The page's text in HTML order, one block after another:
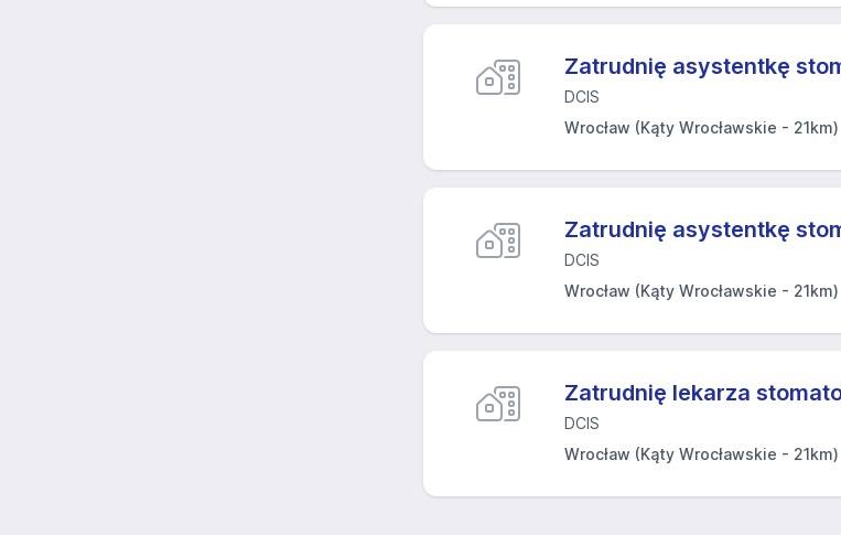
Zatrudnię asystentkę
DCIS
Wrocław (Kąty Wrocławskie - 21km)
Zatrudnię asystentkę
DCIS
Wrocław (Kąty Wrocławskie - 21km)
Zatrudnię lekarza
DCIS
Wrocław (Kąty Wrocławskie - 21km)